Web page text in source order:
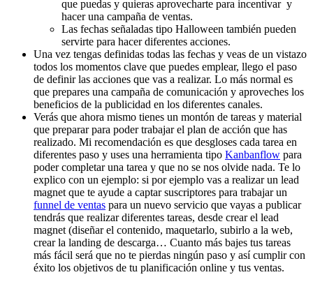
que puedas y quieras aprovecharte para incentivar y
hacer una campaña de ventas.
Las fechas señaladas tipo Halloween también pueden
servirte para hacer diferentes acciones.
Una vez tengas definidas todas las fechas y veas de un vistazo
todos los momentos clave que puedes emplear, llego el paso
de definir las acciones que vas a realizar. Lo más normal es
que prepares una campaña de comunicación y aproveches los
beneficios de la publicidad en los diferentes canales.
Verás que ahora mismo tienes un montón de tareas y material
que preparar para poder trabajar el plan de acción que has
realizado. Mi recomendación es que desgloses cada tarea en
diferentes paso y uses una herramienta tipo Kanbanflow para
poder completar una tarea y que no se nos olvide nada. Te lo
explico con un ejemplo: si por ejemplo vas a realizar un lead
magnet que te ayude a captar suscriptores para trabajar un
funnel de ventas para un nuevo servicio que vayas a publicar
tendrás que realizar diferentes tareas, desde crear el lead
magnet (diseñar el contenido, maquetarlo, subirlo a la web,
crear la landing de descarga… Cuanto más bajes tus tareas
más fácil será que no te pierdas ningún paso y así cumplir con
éxito los objetivos de tu planificación online y tus ventas.